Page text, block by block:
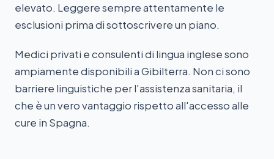
elevato. Leggere sempre attentamente le
esclusioni prima di sottoscrivere un piano.
Medici privati e consulenti di lingua inglese sono
ampiamente disponibili a Gibilterra. Non ci sono
barriere linguistiche per l'assistenza sanitaria, il
che è un vero vantaggio rispetto all'accesso alle
cure in Spagna.